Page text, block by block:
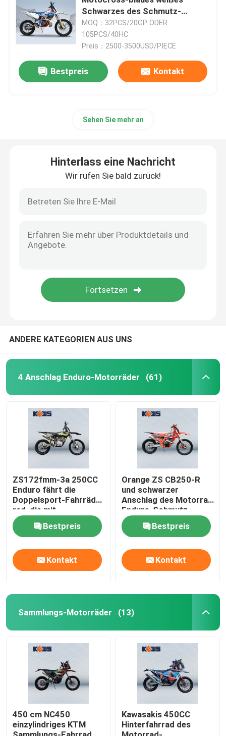
Enduro-Schmutz-Fahrräder
Vier Anschlag-Motocrösser
Super-Motard-Motorräder
Schwarzes des Schmutz-
Fahrrad-zwei
MOQ：32PCS/20GP ODER
105PCS/40HC
Preis：2500-3500USD/PIECE
Bestpreis Kontakt
Sehen Sie mehr an
Hinterlass eine Nachricht
Wir rufen Sie bald zurück!
ANDERE KATEGORIEN AUS UNS
4 Anschlag Enduro-Motorräder (61)
ZS172fmm-3a 250CC
Enduro fährt die
Doppelsport-Fahrräder
rad, die mit
einzylindrigem gelb
sind
Bestpreis
Kontakt
Orange ZS CB250-R
und schwarzer
Anschlag des Motorrad
Enduro-Schmutz-
Fahrrad-4
Bestpreis
Kontakt
Sammlungs-Motorräder (13)
450 cm NC450
einzylindriges KTM
Kawasakis 450CC
Hinterfahrrad des